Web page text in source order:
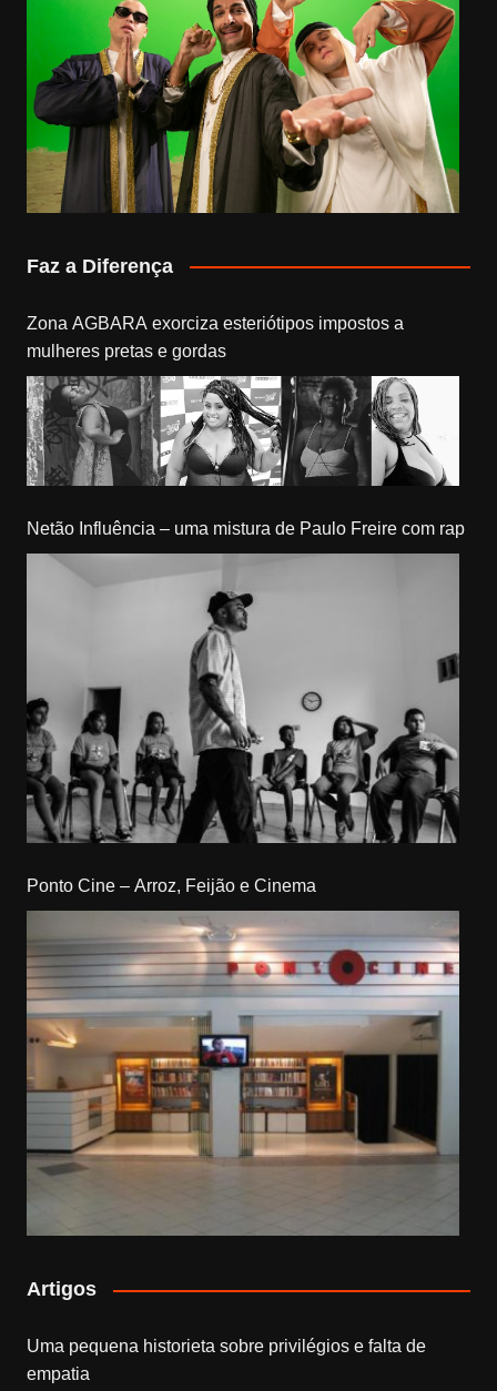
Faz a Diferença
Zona AGBARA exorciza esteriótipos impostos a
mulheres pretas e gordas
Netão Influência – uma mistura de Paulo Freire com rap
Ponto Cine – Arroz, Feijão e Cinema
Artigos
Uma pequena historieta sobre privilégios e falta de
empatia